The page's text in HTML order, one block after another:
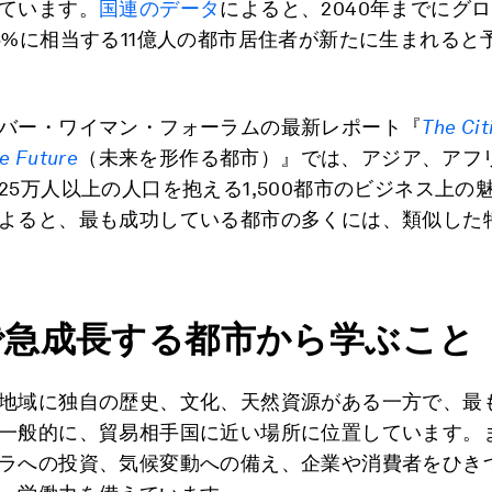
います。 国連のデータによると、2040年までにグ
に相当する11億人の都市居住者が新たに生まれると
ー・ワイマン・フォーラムの最新レポート『The
Future （未来を形作る都市）』では、アジア、アフ
万人以上の人口を抱える1,500都市のビジネス上の
ると、最も成功している都市の多くには、類似した
成長する都市から学ぶこと
域に独自の歴史、文化、天然資源がある一方で、最
般的に、貿易相手国に近い場所に位置しています。
への投資、気候変動への備え、企業や消費者をひき